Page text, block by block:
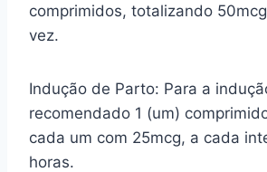
comprimidos, totalizando
vez.
Indução de Parto: Para a
recomendado 1 (um)
cada um com 25mcg, a cada
horas.